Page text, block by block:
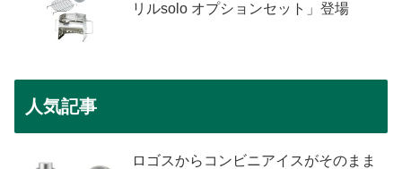
リルsolo オプションセット」登場
人気記事
ロゴスからコンビニアイスがそのまま